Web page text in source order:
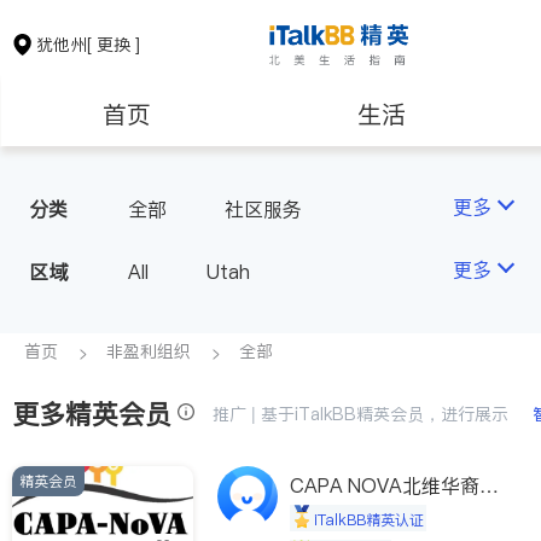
犹他州[ 更换 ]
首页 生活
房地产租售
教育
非盈利组织
分类 全部 社区服务 更多
区域 All Utah 更多
首页 非盈利组织 全部
更多精英会员 推广 | 基于iTalkBB精英会员，进行展示
精英会员
CAPA NOVA北维华裔家
长会iTalkBB精英认证